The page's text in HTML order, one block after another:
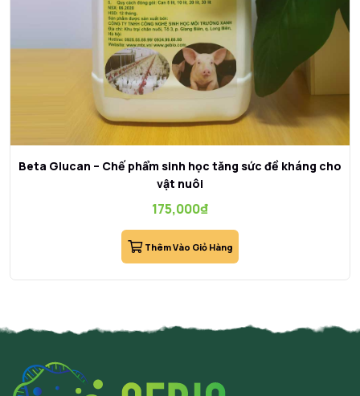
Beta Glucan – Chế phẩm sinh học tăng sức đề kháng cho
vật nuôi
175,000₫
Thêm Vào Giỏ Hàng